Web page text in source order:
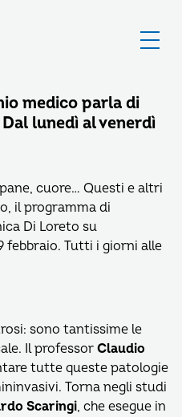
medico parla di
lunedì al venerdì
cuore… Questi e altri
il programma di
Di Loreto su
febbraio. Tutti i giorni alle
sono tantissime le
Il professor Claudio
tutte queste patologie
Torna negli studi
Scaringi, che esegue in